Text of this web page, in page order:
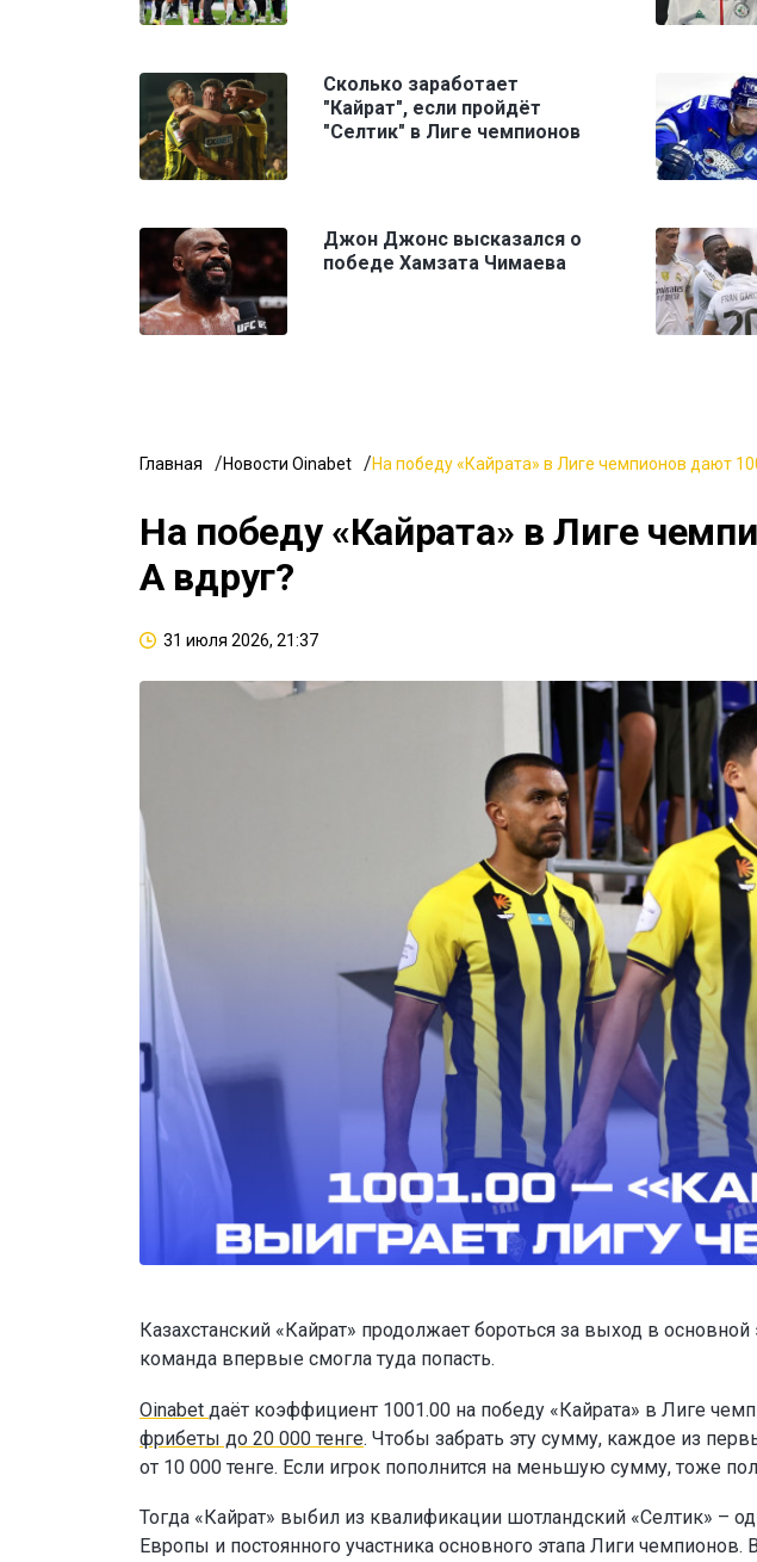
Сколько заработает
"Кайрат", если пройдёт
"Селтик" в Лиге чемпионов
Джон Джонс высказался о
победе Хамзата Чимаева
Главная Новости Oinabet На победу «Кайрата» в Лиге чемпионов дают
На победу «Кайрата» в Лиге
А вдруг?
31 июля 2026, 21:37
Казахстанский «Кайрат» продолжает бороться за выход в
команда впервые смогла туда попасть.
Oinabet даёт коэффициент 1001.00 на победу «Кайрата» в Лиге
фрибеты до 20 000 тенге. Чтобы забрать эту сумму, каждое из
от 10 000 тенге. Если игрок пополнится на меньшую сумму, тоже
Тогда «Кайрат» выбил из квалификации шотландский «Селтик» –
Европы и постоянного участника основного этапа Лиги